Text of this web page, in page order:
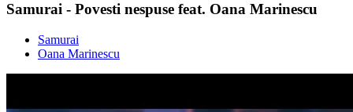
Samurai - Povesti nespuse feat. Oana Marinescu
Samurai
Oana Marinescu